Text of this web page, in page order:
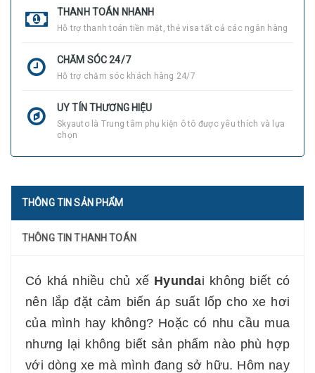
THANH TOÁN NHANH
Hỗ trợ thanh toán tiền mặt, thẻ visa tất cả các ngân hàng
CHĂM SÓC 24/7
Hỗ trợ chăm sóc khách hàng 24/7
UY TÍN THƯƠNG HIỆU
Skyauto là Trung tâm phụ kiện ô tô được yêu thích và lựa
chọn
THÔNG TIN SẢN PHẨM
THÔNG TIN THANH TOÁN
Có khá nhiều chủ xế Hyundai không biết có
nên lắp đặt cảm biến áp suất lốp cho xe hơi
của mình hay không? Hoặc có nhu cầu mua
nhưng lại không biết sản phẩm nào phù hợp
với dòng xe mà mình đang sở hữu. Hôm nay